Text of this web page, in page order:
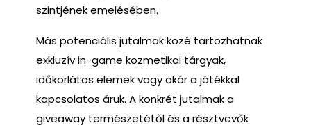
szintjének emelésében.
Más potenciális jutalmak közé tartozhatnak
exkluzív in-game kozmetikai tárgyak,
időkorlátos elemek vagy akár a játékkal
kapcsolatos áruk. A konkrét jutalmak a
giveaway természetétől és a résztvevők